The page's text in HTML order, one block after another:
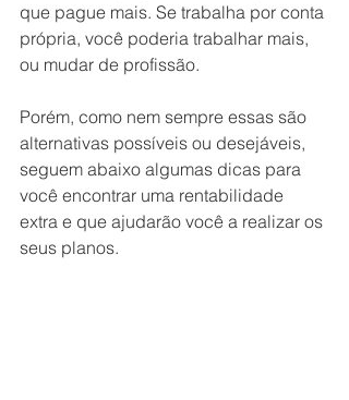
que pague mais. Se trabalha por conta
própria, você poderia trabalhar mais,
ou mudar de profissão.
Porém, como nem sempre essas são
alternativas possíveis ou desejáveis,
seguem abaixo algumas dicas para
você encontrar uma rentabilidade
extra e que ajudarão você a realizar os
seus planos.